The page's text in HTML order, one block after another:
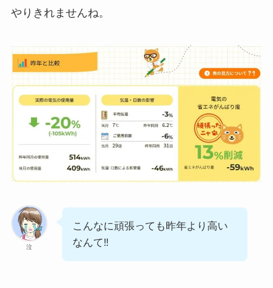
やりきれませんね。
泣
こんなに頑張っても昨年より高い
なんて‼